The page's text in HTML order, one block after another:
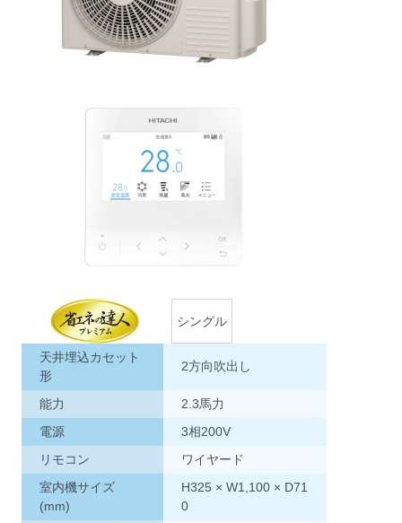
シングル
天井埋込カセット
形
2方向吹出し
能力
2.3馬力
電源
3相200V
リモコン
ワイヤード
室内機サイズ
(mm)
H325 × W1,100 × D71
0